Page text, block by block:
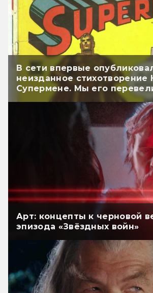
В сети впервые
неизданное стихотворение
Супермене. Мы его
Арт: концепты к черновой
эпизода «Звёздных войн»